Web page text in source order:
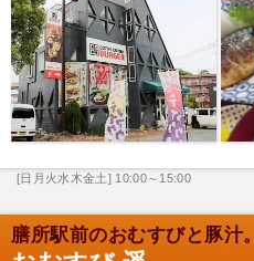
[日月火水木金土] 10:00～15:00
膳所駅前のおむすびと豚汁。